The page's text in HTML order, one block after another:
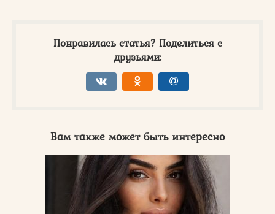
Понравилась статья? Поделиться с
друзьями:
Вам также может быть интересно